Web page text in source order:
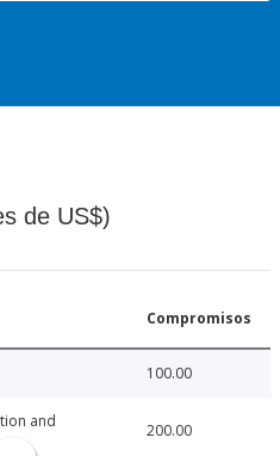
de US$)
Compromisos
100.00
and
200.00